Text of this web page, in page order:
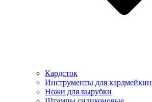
Кардсток
Инструменты для
Ножи для вырубки